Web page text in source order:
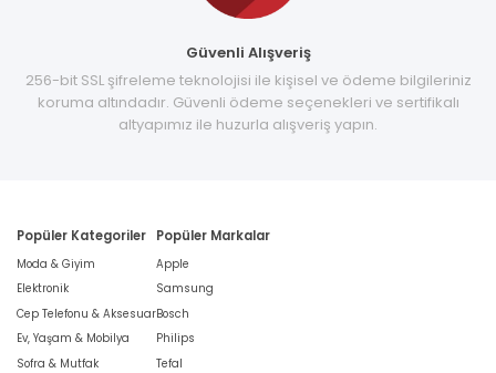
Güvenli Alışveriş
256-bit SSL şifreleme teknolojisi ile kişisel ve ödeme bilgileriniz
koruma altındadır. Güvenli ödeme seçenekleri ve sertifikalı
altyapımız ile huzurla alışveriş yapın.
Popüler Kategoriler
Moda & Giyim
Elektronik
Cep Telefonu & Aksesuar
Ev, Yaşam & Mobilya
Sofra & Mutfak
Popüler Markalar
Apple
Samsung
Bosch
Philips
Tefal